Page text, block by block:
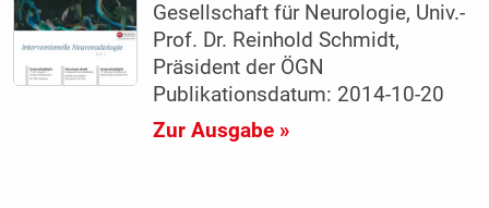
Gesellschaft für Neurologie, Univ.-
Prof. Dr. Reinhold Schmidt,
Präsident der ÖGN
Publikationsdatum: 2014-10-20
Zur Ausgabe »